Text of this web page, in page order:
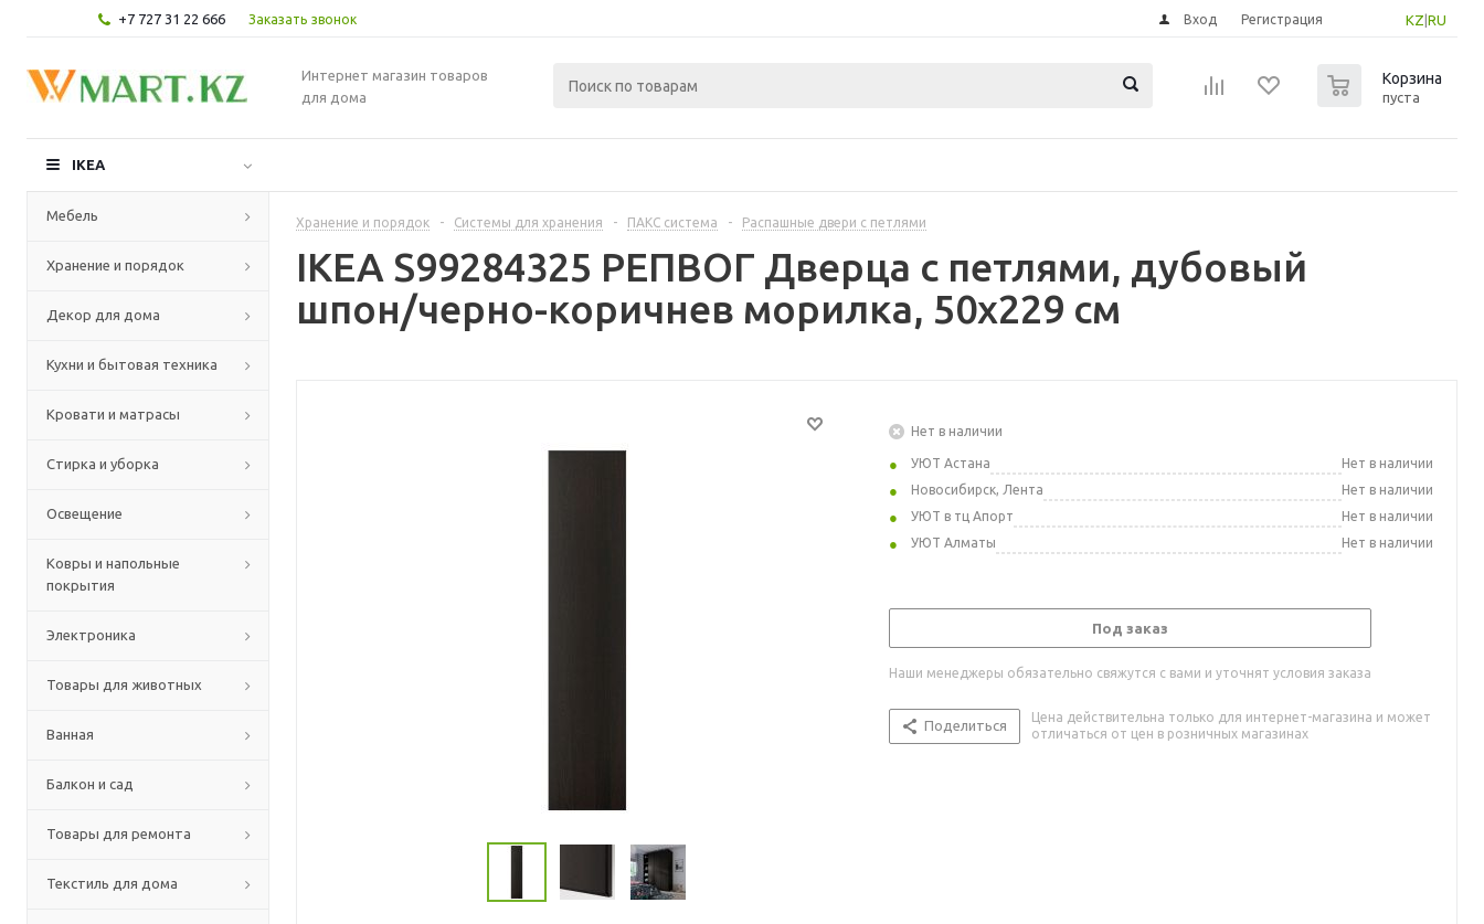
+7 727 31 22 666 Заказать звонок KZ RU
Вход Регистрация
Интернет магазин товаров
для дома
Корзина
пуста
IKEA
Мебель
Хранение и порядок
Декор для дома
Кухни и бытовая техника
Кровати и матрасы
Стирка и уборка
Освещение
Ковры и напольные
покрытия
Электроника
Товары для животных
Ванная
Балкон и сад
Товары для ремонта
Текстиль для дома
Хранение и порядок - Системы для хранения - ПАКС система - Распашные двери с петлями
IKEA S99284325 РЕПВОГ Дверца с петлями, дубовый
шпон/черно-коричнев морилка, 50x229 см
Нет в наличии
УЮТ Астана
Нет в наличии
Новосибирск, Лента
Нет в наличии
УЮТ в тц Апорт
Нет в наличии
УЮТ Алматы
Нет в наличии
Под заказ
Наши менеджеры обязательно свяжутся с вами и уточнят условия заказа
Поделиться
Цена действительна только для интернет-магазина и может
отличаться от цен в розничных магазинах